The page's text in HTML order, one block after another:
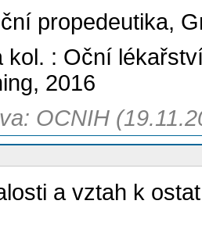
propedeutika,
kol. : Oční
2016
OCNIH
a vztah k